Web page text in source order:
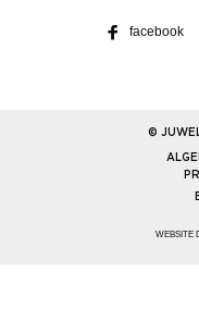
facebook
©
WEBSITE